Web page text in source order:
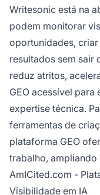
Writesonic está na
podem monitorar
oportunidades,
resultados sem sair
reduz atritos,
GEO acessível para
expertise técnica.
ferramentas de
plataforma GEO
trabalho,
AmICited.com -
Visibilidade em IA